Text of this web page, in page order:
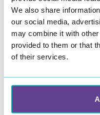
We also share
our social media,
may combine it with
provided to them or that
of their services.